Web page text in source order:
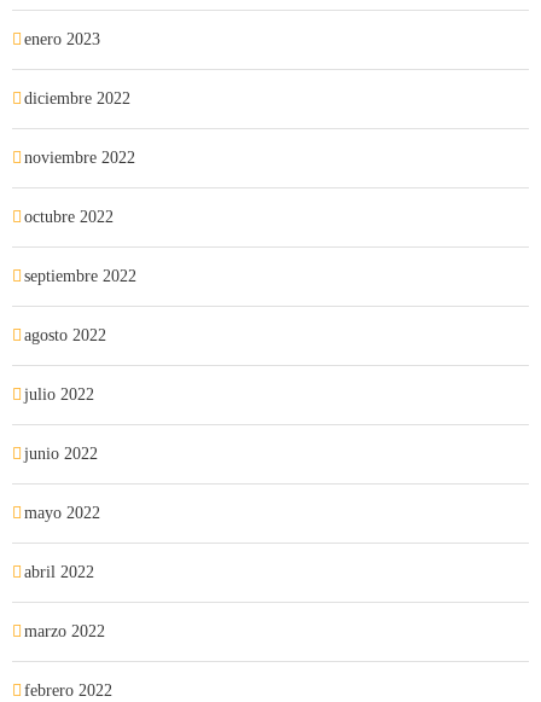
enero 2023
diciembre 2022
noviembre 2022
octubre 2022
septiembre 2022
agosto 2022
julio 2022
junio 2022
mayo 2022
abril 2022
marzo 2022
febrero 2022